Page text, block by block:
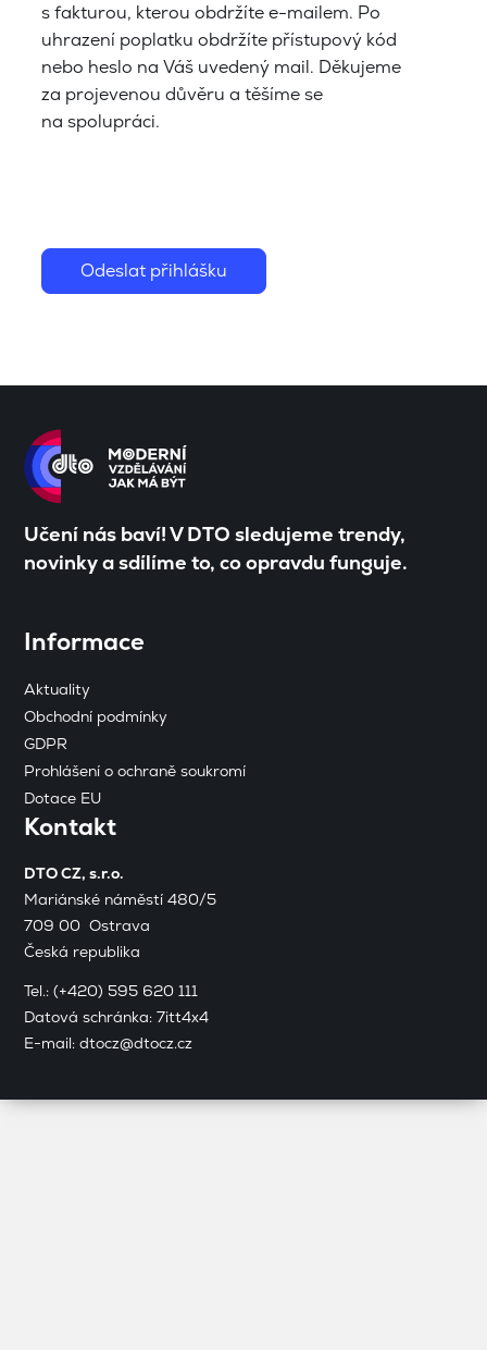
s fakturou, kterou obdržíte e-mailem. Po
uhrazení poplatku obdržíte přístupový kód
nebo heslo na Váš uvedený mail. Děkujeme
za projevenou důvěru a těšíme se
na spolupráci.
Odeslat přihlášku
Učení nás baví! V DTO sledujeme trendy,
novinky a sdílíme to, co opravdu funguje.
Informace
Aktuality
Obchodní podmínky
GDPR
Prohlášení o ochraně soukromí
Dotace EU
Kontakt
DTO CZ, s.r.o.
Mariánské náměstí 480/5
709 00 Ostrava
Česká republika
Tel.:(+420) 595 620 111
Datová schránka: 7itt4x4
E-mail:dtocz@dtocz.cz